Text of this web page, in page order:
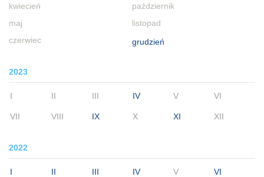
kwiecień
maj
czerwiec
październik
listopad
grudzień
2023
I II III IV V VI
VII VIII IX X XI XII
2022
I II III IV V VI